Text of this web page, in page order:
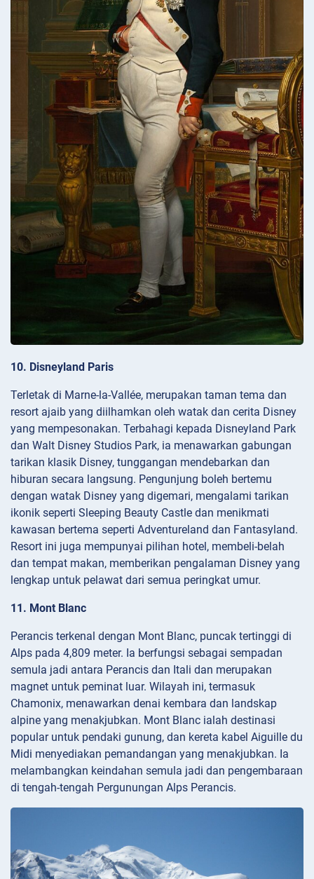
10. Disneyland Paris
Terletak di Marne-la-Vallée, merupakan taman tema dan
resort ajaib yang diilhamkan oleh watak dan cerita Disney
yang mempesonakan. Terbahagi kepada Disneyland Park
dan Walt Disney Studios Park, ia menawarkan gabungan
tarikan klasik Disney, tunggangan mendebarkan dan
hiburan secara langsung. Pengunjung boleh bertemu
dengan watak Disney yang digemari, mengalami tarikan
ikonik seperti Sleeping Beauty Castle dan menikmati
kawasan bertema seperti Adventureland dan Fantasyland.
Resort ini juga mempunyai pilihan hotel, membeli-belah
dan tempat makan, memberikan pengalaman Disney yang
lengkap untuk pelawat dari semua peringkat umur.
11. Mont Blanc
Perancis terkenal dengan Mont Blanc, puncak tertinggi di
Alps pada 4,809 meter. Ia berfungsi sebagai sempadan
semula jadi antara Perancis dan Itali dan merupakan
magnet untuk peminat luar. Wilayah ini, termasuk
Chamonix, menawarkan denai kembara dan landskap
alpine yang menakjubkan. Mont Blanc ialah destinasi
popular untuk pendaki gunung, dan kereta kabel Aiguille du
Midi menyediakan pemandangan yang menakjubkan. Ia
melambangkan keindahan semula jadi dan pengembaraan
di tengah-tengah Pergunungan Alps Perancis.